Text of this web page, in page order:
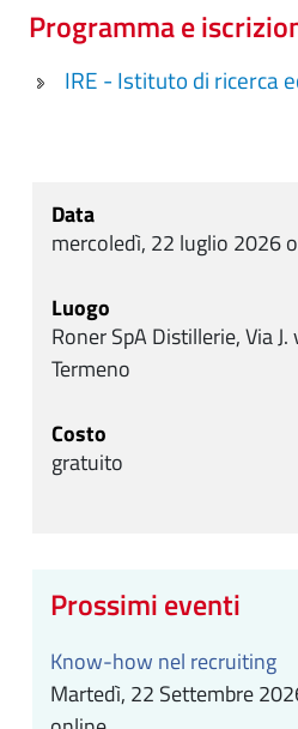
Data
mercoledì, 22 luglio 2026
Luogo
Roner SpA Distillerie, Via
Termeno
Costo
gratuito
Prossimi eventi
Know-how nel recruiting
Martedì, 22 Settembre
Programma e
IRE - Istituto di ricerca